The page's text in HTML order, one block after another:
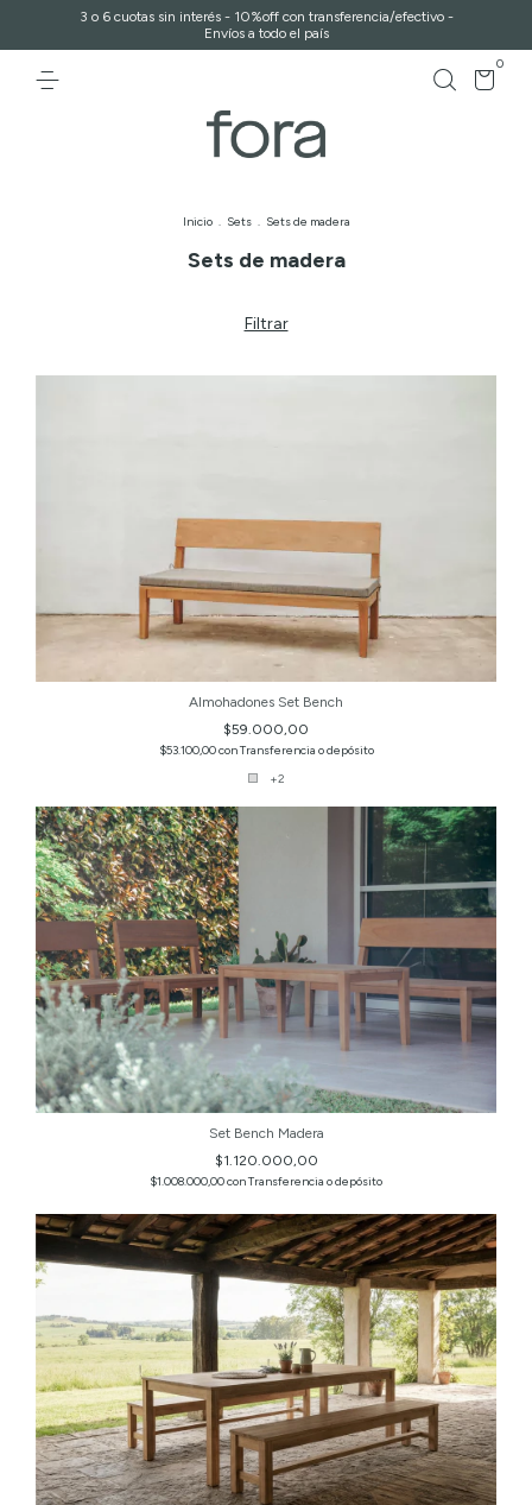
3 o 6 cuotas sin interés - 10%off con transferencia/efectivo -
Envíos a todo el país
0
Inicio . Sets . Sets de madera
Sets de madera
Filtrar
Almohadones Set Bench
$59.000,00
$53.100,00conTransferencia o depósito
+2
Set Bench Madera
$1.120.000,00
$1.008.000,00conTransferencia o depósito